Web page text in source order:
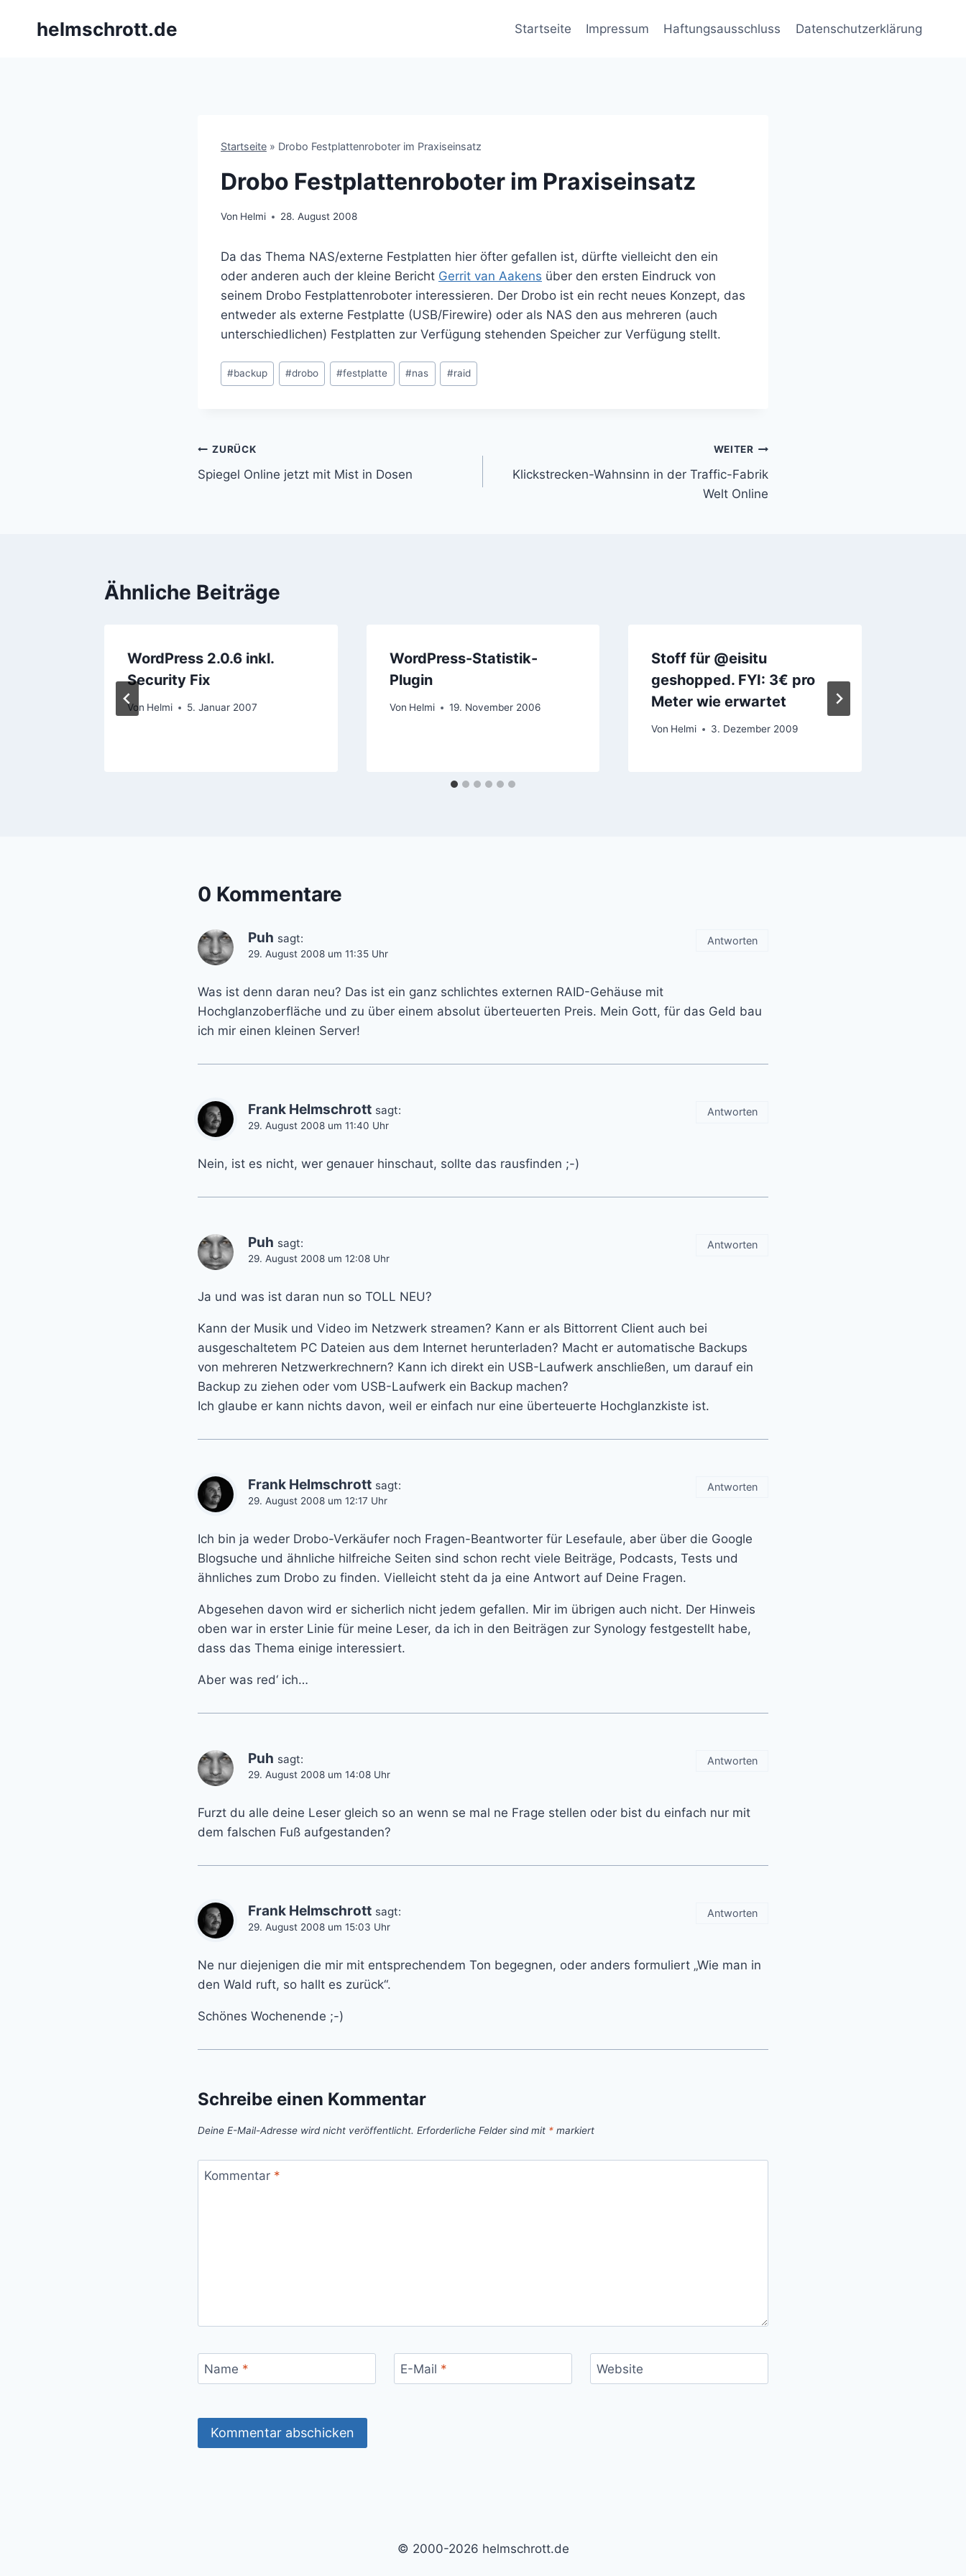
helmschrott.de Startseite Impressum Haftungsausschluss Datenschutzerklärung
Startseite » Drobo Festplattenroboter im Praxiseinsatz
Drobo Festplattenroboter im Praxiseinsatz
Von Helmi 28. August 2008
Da das Thema NAS/externe Festplatten hier öfter gefallen ist, dürfte vielleicht den ein
oder anderen auch der kleine Bericht Gerrit van Aakens über den ersten Eindruck von
seinem Drobo Festplattenroboter interessieren. Der Drobo ist ein recht neues Konzept, das
entweder als externe Festplatte (USB/Firewire) oder als NAS den aus mehreren (auch
unterschiedlichen) Festplatten zur Verfügung stehenden Speicher zur Verfügung stellt.
Schlagworte:
#backup #drobo #festplatte #nas #raid
Beitragsnavigation
ZURÜCK
Spiegel Online jetzt mit Mist in Dosen
WEITER
Klickstrecken-Wahnsinn in der Traffic-Fabrik
Welt Online
Ähnliche Beiträge
WordPress 2.0.6 inkl.
Security Fix
Von Helmi 5. Januar 2007
WordPress-Statistik-
Plugin
Von Helmi 19. November 2006
Stoff für @eisitu
geshopped. FYI: 3€ pro
Meter wie erwartet
Von Helmi 3. Dezember 2009
0 Kommentare
Puh sagt:
29. August 2008 um 11:35 Uhr
Was ist denn daran neu? Das ist ein ganz schlichtes externen RAID-Gehäuse mit
Hochglanzoberfläche und zu über einem absolut überteuerten Preis. Mein Gott, für das Geld bau
ich mir einen kleinen Server!
Antworten
Frank Helmschrott sagt:
29. August 2008 um 11:40 Uhr
Nein, ist es nicht, wer genauer hinschaut, sollte das rausfinden ;-)
Antworten
Puh sagt:
29. August 2008 um 12:08 Uhr
Ja und was ist daran nun so TOLL NEU?
Kann der Musik und Video im Netzwerk streamen? Kann er als Bittorrent Client auch bei
ausgeschaltetem PC Dateien aus dem Internet herunterladen? Macht er automatische Backups
von mehreren Netzwerkrechnern? Kann ich direkt ein USB-Laufwerk anschließen, um darauf ein
Backup zu ziehen oder vom USB-Laufwerk ein Backup machen?
Ich glaube er kann nichts davon, weil er einfach nur eine überteuerte Hochglanzkiste ist.
Antworten
Frank Helmschrott sagt:
29. August 2008 um 12:17 Uhr
Ich bin ja weder Drobo-Verkäufer noch Fragen-Beantworter für Lesefaule, aber über die Google
Blogsuche und ähnliche hilfreiche Seiten sind schon recht viele Beiträge, Podcasts, Tests und
ähnliches zum Drobo zu finden. Vielleicht steht da ja eine Antwort auf Deine Fragen.
Abgesehen davon wird er sicherlich nicht jedem gefallen. Mir im übrigen auch nicht. Der Hinweis
oben war in erster Linie für meine Leser, da ich in den Beiträgen zur Synology festgestellt habe,
dass das Thema einige interessiert.
Aber was red‘ ich…
Antworten
Puh sagt:
29. August 2008 um 14:08 Uhr
Furzt du alle deine Leser gleich so an wenn se mal ne Frage stellen oder bist du einfach nur mit
dem falschen Fuß aufgestanden?
Antworten
Frank Helmschrott sagt:
29. August 2008 um 15:03 Uhr
Ne nur diejenigen die mir mit entsprechendem Ton begegnen, oder anders formuliert „Wie man in
den Wald ruft, so hallt es zurück“.
Schönes Wochenende ;-)
Antworten
Schreibe einen Kommentar
Deine E-Mail-Adresse wird nicht veröffentlicht. Erforderliche Felder sind mit * markiert
Kommentar *
Name * E-Mail * Website
© 2000-2026 helmschrott.de